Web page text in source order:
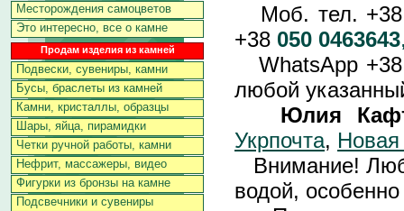
Месторождения самоцветов
Это интересно, все о камне
Продам изделия из камней
Подвески, сувениры, камни
Бусы, браслеты из камней
Камни, кристаллы, образцы
Шары, яйца, пирамидки
Четки ручной работы, камни
Нефрит, массажеры, видео
Фигурки из бронзы на камне
Подсвечники и сувениры
Моб. тел.
+38 050 0463643
WhatsApp
любой
Юлия
Укрпочта, Новая
Внимание!
водой,